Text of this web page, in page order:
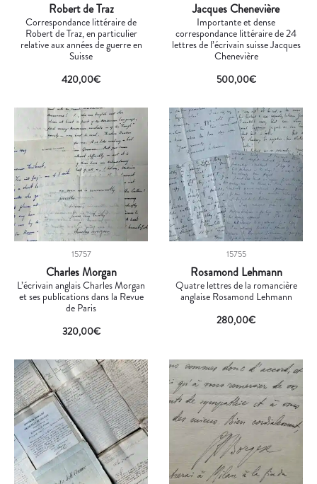
Robert de Traz
Correspondance littéraire de
Robert de Traz, en particulier
relative aux années de guerre en
Suisse
420,00€
Jacques Chenevière
Importante et dense
correspondance littéraire de 24
lettres de l’écrivain suisse Jacques
Chenevière
500,00€
15757
Charles Morgan
L’écrivain anglais Charles Morgan
et ses publications dans la Revue
de Paris
320,00€
15755
Rosamond Lehmann
Quatre lettres de la romancière
anglaise Rosamond Lehmann
280,00€